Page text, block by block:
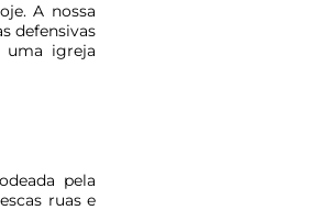
A nossa
defensivas
uma igreja
pela
ruas e